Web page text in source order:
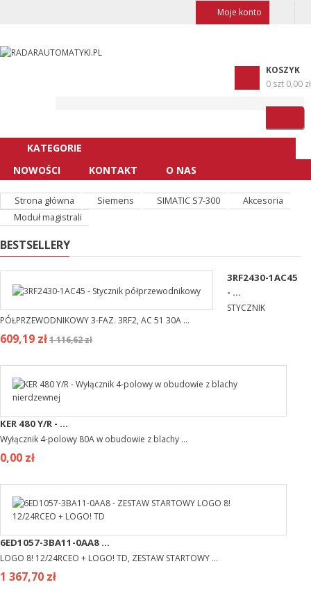
Moje konto
KOSZYK
0 szt 0,00 zł
KATEGORIE
NOWOŚCI
KONTAKT O NAS
Strona główna Siemens SIMATIC S7-300
Akcesoria
Moduł magistrali
BESTSELLERY
3RF2430-1AC45
- ...
STYCZNIK
PÓŁPRZEWODNIKOWY 3-FAZ. 3RF2, AC 51 30A ...
609,19 zł1 116,62 zł
KER 480 Y/R - ...
Wyłącznik 4-polowy 80A w obudowie z blachy ...
0,00 zł
6ED1057-3BA11-0AA8 ...
LOGO 8! 12/24RCEO + LOGO! TD, ZESTAW STARTOWY ...
1 367,70 zł